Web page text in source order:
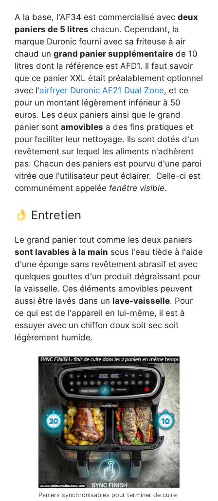
A la base, l'AF34 est commercialisé avec deux
paniers de 5 litres chacun. Cependant, la
marque Duronic fourni avec sa friteuse à air
chaud un grand panier supplémentaire de 10
litres dont la référence est AFD1. Il faut savoir
que ce panier XXL était préalablement optionnel
avec l'airfryer Duronic AF21 Dual Zone, et ce
pour un montant légèrement inférieur à 50
euros. Les deux paniers ainsi que le grand
panier sont amovibles a des fins pratiques et
pour faciliter leur nettoyage. Ils sont dotés d'un
revêtement sur lequel les aliments n'adhèrent
pas. Chacun des paniers est pourvu d'une paroi
vitrée que l'utilisateur peut éclairer. Celle-ci est
communément appelée fenêtre visible.
Entretien
Le grand panier tout comme les deux paniers
sont lavables à la main sous l'eau tiède à l'aide
d'une éponge sans revêtement abrasif et avec
quelques gouttes d'un produit dégraissant pour
la vaisselle. Ces éléments amovibles peuvent
aussi être lavés dans un lave-vaisselle. Pour
ce qui est de l'appareil en lui-même, il est à
essuyer avec un chiffon doux soit sec soit
légèrement humide.
Paniers synchronisables pour terminer de cuire